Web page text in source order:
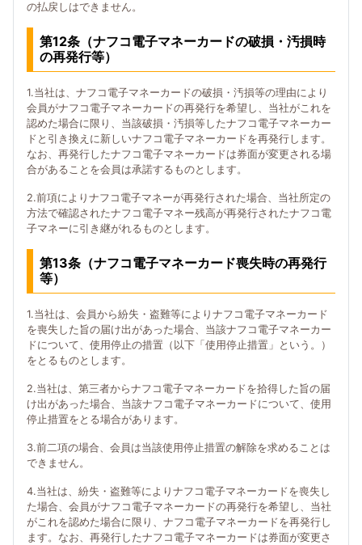
の払戻しはできません。
第12条（ナフコ電子マネーカードの破損・汚損時
の再発行等）
1.当社は、ナフコ電子マネーカードの破損・汚損等の理由により
会員がナフコ電子マネーカードの再発行を希望し、当社がこれを
認めた場合に限り、当該破損・汚損等したナフコ電子マネーカー
ドと引き換えに新しいナフコ電子マネーカードを再発行します。
なお、再発行したナフコ電子マネーカードは券面が変更される場
合があることを会員は承諾するものとします。
2.前項によりナフコ電子マネーが再発行された場合、当社所定の
方法で確認されたナフコ電子マネー残高が再発行されたナフコ電
子マネーに引き継がれるものとします。
第13条（ナフコ電子マネーカード喪失時の再発行
等）
1.当社は、会員から紛失・盗難等によりナフコ電子マネーカード
を喪失した旨の届け出があった場合、当該ナフコ電子マネーカー
ドについて、使用停止の措置（以下「使用停止措置」という。）
をとるものとします。
2.当社は、第三者からナフコ電子マネーカードを拾得した旨の届
け出があった場合、当該ナフコ電子マネーカードについて、使用
停止措置をとる場合があります。
3.前二項の場合、会員は当該使用停止措置の解除を求めることは
できません。
4.当社は、紛失・盗難等によりナフコ電子マネーカードを喪失し
た場合、会員がナフコ電子マネーカードの再発行を希望し、当社
がこれを認めた場合に限り、ナフコ電子マネーカードを再発行し
ます。なお、再発行したナフコ電子マネーカードは券面が変更さ